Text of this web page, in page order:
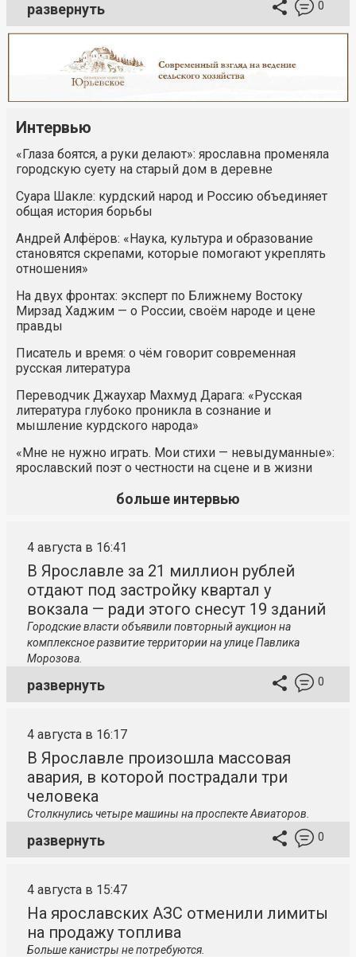
развернуть 0
Интервью
«Глаза боятся, а руки делают»: ярославна променяла
городскую суету на старый дом в деревне
Суара Шакле: курдский народ и Россию объединяет
общая история борьбы
Андрей Алфёров: «Наука, культура и образование
становятся скрепами, которые помогают укреплять
отношения»
На двух фронтах: эксперт по Ближнему Востоку
Мирзад Хаджим — о России, своём народе и цене
правды
Писатель и время: о чём говорит современная
русская литература
Переводчик Джаухар Махмуд Дарага: «Русская
литература глубоко проникла в сознание и
мышление курдского народа»
«Мне не нужно играть. Мои стихи — невыдуманные»:
ярославский поэт о честности на сцене и в жизни
больше интервью
4 августа в 16:41
В Ярославле за 21 миллион рублей
отдают под застройку квартал у
вокзала — ради этого снесут 19 зданий
Городские власти объявили повторный аукцион на
комплексное развитие территории на улице Павлика
Морозова.
развернуть 0
4 августа в 16:17
В Ярославле произошла массовая
авария, в которой пострадали три
человека
Столкнулись четыре машины на проспекте Авиаторов.
развернуть 0
4 августа в 15:47
На ярославских АЗС отменили лимиты
на продажу топлива
Больше канистры не потребуются.